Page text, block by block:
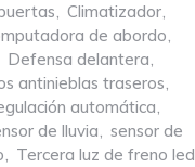
, Climatizador,
de abordo,
Defensa delantera,
antinieblas traseros,
automática,
de lluvia, sensor de
, Tercera luz de freno led